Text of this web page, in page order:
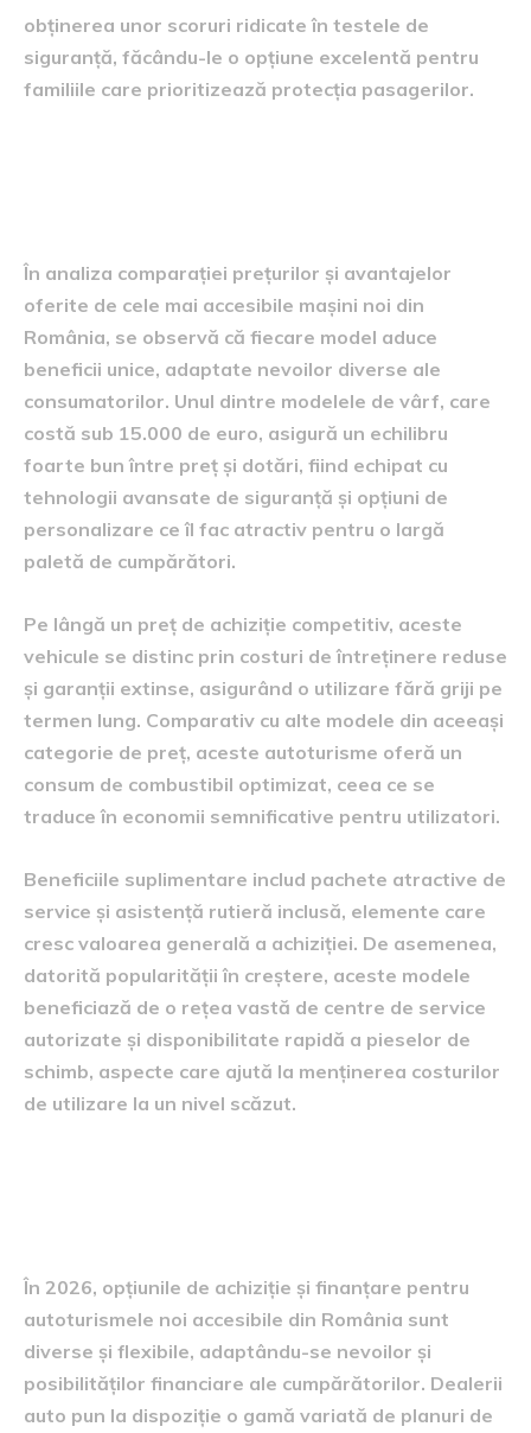
obținerea unor scoruri ridicate în testele de
siguranță, făcându-le o opțiune excelentă pentru
familiile care prioritizează protecția pasagerilor.
În analiza comparației prețurilor și avantajelor
oferite de cele mai accesibile mașini noi din
România, se observă că fiecare model aduce
beneficii unice, adaptate nevoilor diverse ale
consumatorilor. Unul dintre modelele de vârf, care
costă sub 15.000 de euro, asigură un echilibru
foarte bun între preț și dotări, fiind echipat cu
tehnologii avansate de siguranță și opțiuni de
personalizare ce îl fac atractiv pentru o largă
paletă de cumpărători.
Pe lângă un preț de achiziție competitiv, aceste
vehicule se distinc prin costuri de întreținere reduse
și garanții extinse, asigurând o utilizare fără griji pe
termen lung. Comparativ cu alte modele din aceeași
categorie de preț, aceste autoturisme oferă un
consum de combustibil optimizat, ceea ce se
traduce în economii semnificative pentru utilizatori.
Beneficiile suplimentare includ pachete atractive de
service și asistență rutieră inclusă, elemente care
cresc valoarea generală a achiziției. De asemenea,
datorită popularității în creștere, aceste modele
beneficiază de o rețea vastă de centre de service
autorizate și disponibilitate rapidă a pieselor de
schimb, aspecte care ajută la menținerea costurilor
de utilizare la un nivel scăzut.
În 2026, opțiunile de achiziție și finanțare pentru
autoturismele noi accesibile din România sunt
diverse și flexibile, adaptându-se nevoilor și
posibilităților financiare ale cumpărătorilor. Dealerii
auto pun la dispoziție o gamă variată de planuri de